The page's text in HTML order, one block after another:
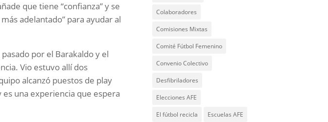
que tiene “confianza” y se
adelantado” para ayudar al
por el Barakaldo y el
Vio estuvo allí dos
alcanzó puestos de play
una experiencia que espera
Colaboradores
Comisiones Mixtas
Comité Fútbol Femenino
Convenio Colectivo
Desfibriladores
Elecciones AFE
El fútbol recicla Escuelas AFE